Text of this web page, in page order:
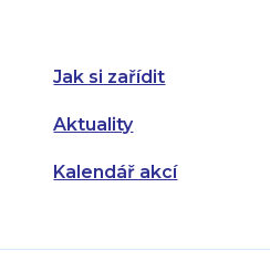
Jak si zařídit
Aktuality
Kalendář akcí